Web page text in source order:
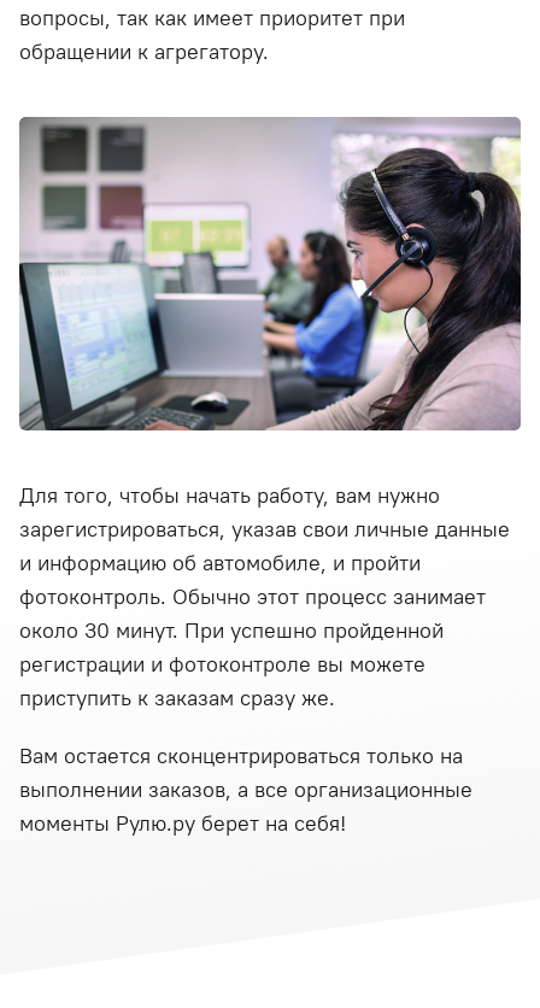
вопросы, так как имеет приоритет при
обращении к агрегатору.
Для того, чтобы начать работу, вам нужно
зарегистрироваться, указав свои личные данные
и информацию об автомобиле, и пройти
фотоконтроль. Обычно этот процесс занимает
около 30 минут. При успешно пройденной
регистрации и фотоконтроле вы можете
приступить к заказам сразу же.
Вам остается сконцентрироваться только на
выполнении заказов, а все организационные
моменты Рулю.ру берет на себя!